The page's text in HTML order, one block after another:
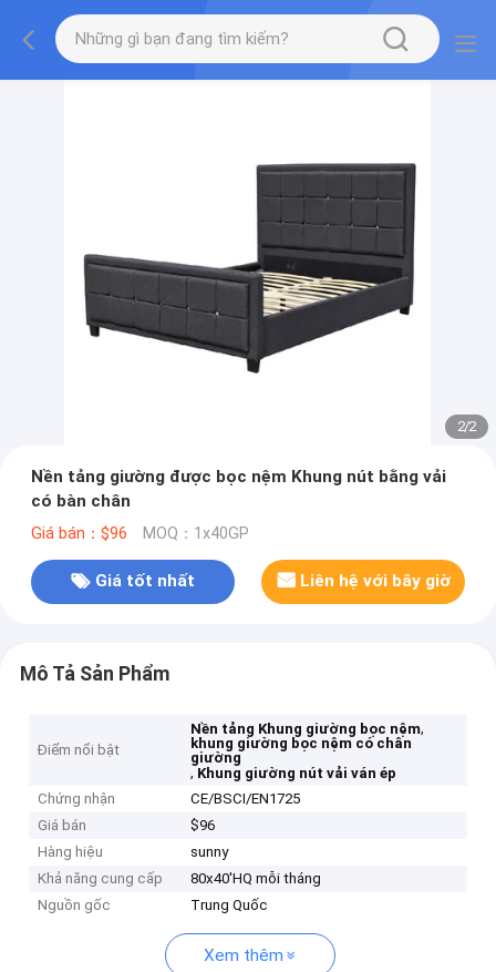
2/2
Nền tảng giường được bọc nệm Khung nút bằng vải
có bàn chân
Giá bán：$96 MOQ：1x40GP
Giá tốt nhất Liên hệ với bây giờ
Mô Tả Sản Phẩm
Điểm nổi bật
Nền tảng Khung giường bọc nệm,
khung giường bọc nệm có chân
giường
, Khung giường nút vải ván ép
Chứng nhận
CE/BSCI/EN1725
Giá bán
$96
Hàng hiệu
sunny
Khả năng cung cấp
80x40'HQ mỗi tháng
Nguồn gốc
Trung Quốc
Xem thêm